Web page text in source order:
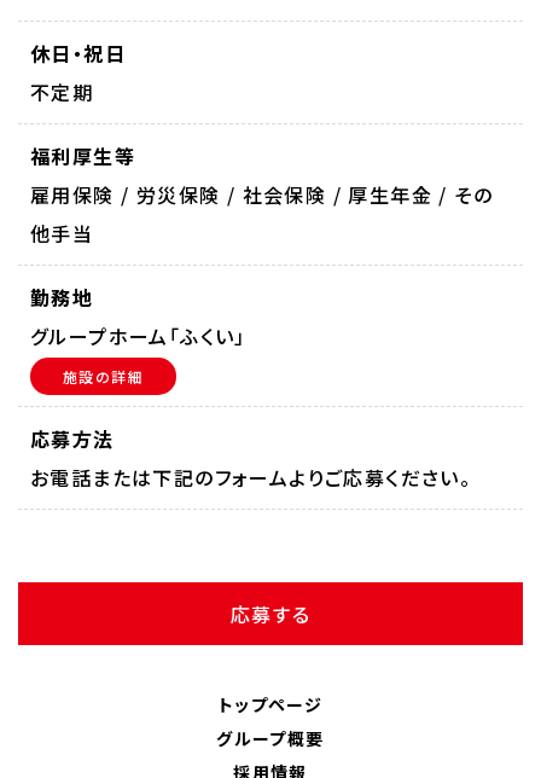
休日・祝日
不定期
福利厚生等
雇用保険 / 労災保険 / 社会保険 / 厚生年金 / その
他手当
勤務地
グループホーム「ふくい」
施設の詳細
応募方法
お電話または下記のフォームよりご応募ください。
応募する
トップページ
グループ概要
採用情報